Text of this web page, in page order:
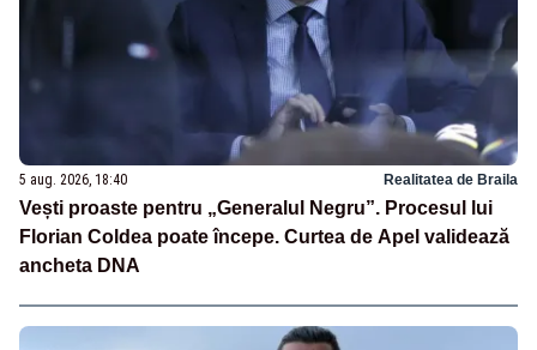
5 aug. 2026, 18:40 Realitatea de Braila
Vești proaste pentru „Generalul Negru”. Procesul lui
Florian Coldea poate începe. Curtea de Apel validează
ancheta DNA